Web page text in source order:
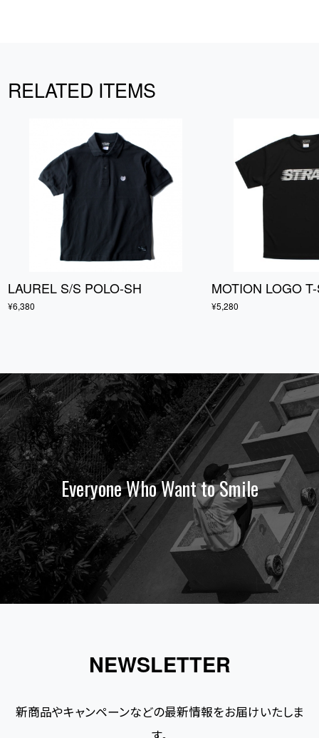
RELATED ITEMS
LAUREL S/S POLO-SH
¥6,380
MOTION LOGO
¥5,280
Everyone Who Want to Smile
NEWSLETTER
新商品やキャンペーンなどの最新情報をお届けいたしま